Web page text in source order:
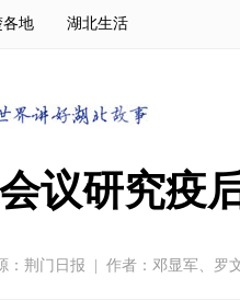
各地 湖北生活
议研究疫
： 荆门日报 作者：邓显军、罗